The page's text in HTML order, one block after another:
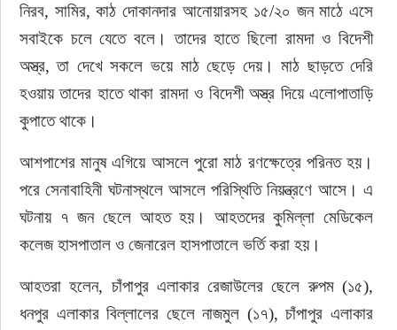
নিরব, সামির, কাঠ দোকানদার আনোয়ারসহ ১৫/২০ জন মাঠে এসে
সবাইকে চলে যেতে বলে। তাদের হাতে ছিলো রামদা ও বিদেশী
অস্ত্র, তা দেখে সকলে ভয়ে মাঠ ছেড়ে দেয়। মাঠ ছাড়তে দেরি
হওয়ায় তাদের হাতে থাকা রামদা ও বিদেশী অস্ত্র দিয়ে এলোপাতাড়ি
কুপাতে থাকে।
আশপাশের মানুষ এগিয়ে আসলে পুরো মাঠ রণক্ষেত্রে পরিনত হয়।
পরে সেনাবাহিনী ঘটনাস্থলে আসলে পরিস্থিতি নিয়ন্ত্রণে আসে। এ
ঘটনায় ৭ জন ছেলে আহত হয়। আহতদের কুমিল্লা মেডিকেল
কলেজ হাসপাতাল ও জেনারেল হাসপাতালে ভর্তি করা হয়।
আহতরা হলেন, চাঁপাপুর এলাকার রেজাউলের ছেলে রুপম (১৫),
ধনপুর এলাকার বিল্লালের ছেলে নাজমুল (১৭), চাঁপাপুর এলাকার